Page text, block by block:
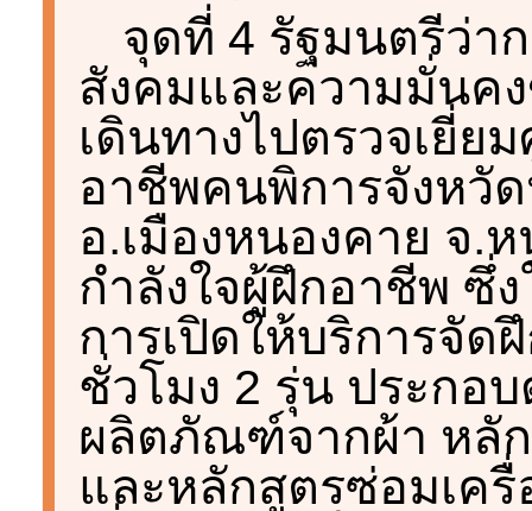
จุดที่ 4 รัฐมนตรีว่า
สังคมและความมั่นค
เดินทางไปตรวจเยี่
อาชีพคนพิการจังหวั
อ.เมืองหนองคาย จ.
กำลังใจผู้ฝึกอาชีพ ซึ่
การเปิดให้บริการจัด
ชั่วโมง 2 รุ่น ประกอ
ผลิตภัณฑ์จากผ้า หลั
และหลักสูตรซ่อมเค